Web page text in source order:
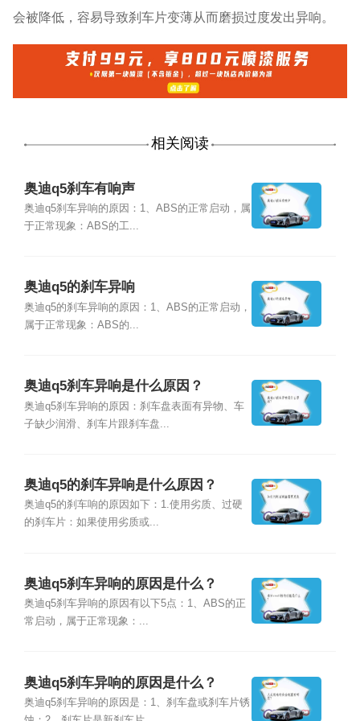
会被降低，容易导致刹车片变薄从而磨损过度发出异响。
相关阅读
奥迪q5刹车有响声
奥迪q5刹车异响的原因：1、ABS的正常启动，属
于正常现象：ABS的工...
奥迪q5的刹车异响
奥迪q5的刹车异响的原因：1、ABS的正常启动，
属于正常现象：ABS的...
奥迪q5刹车异响是什么原因？
奥迪q5刹车异响的原因：刹车盘表面有异物、车
子缺少润滑、刹车片跟刹车盘...
奥迪q5的刹车异响是什么原因？
奥迪q5的刹车响的原因如下：1.使用劣质、过硬
的刹车片：如果使用劣质或...
奥迪q5刹车异响的原因是什么？
奥迪q5刹车异响的原因有以下5点：1、ABS的正
常启动，属于正常现象：...
奥迪q5刹车异响的原因是什么？
奥迪q5刹车异响的原因是：1、刹车盘或刹车片锈